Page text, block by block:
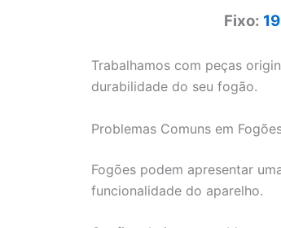
Fixo:
Trabalhamos com peças
durabilidade do seu fogão.
Problemas Comuns em
Fogões podem apresentar
funcionalidade do aparelho.